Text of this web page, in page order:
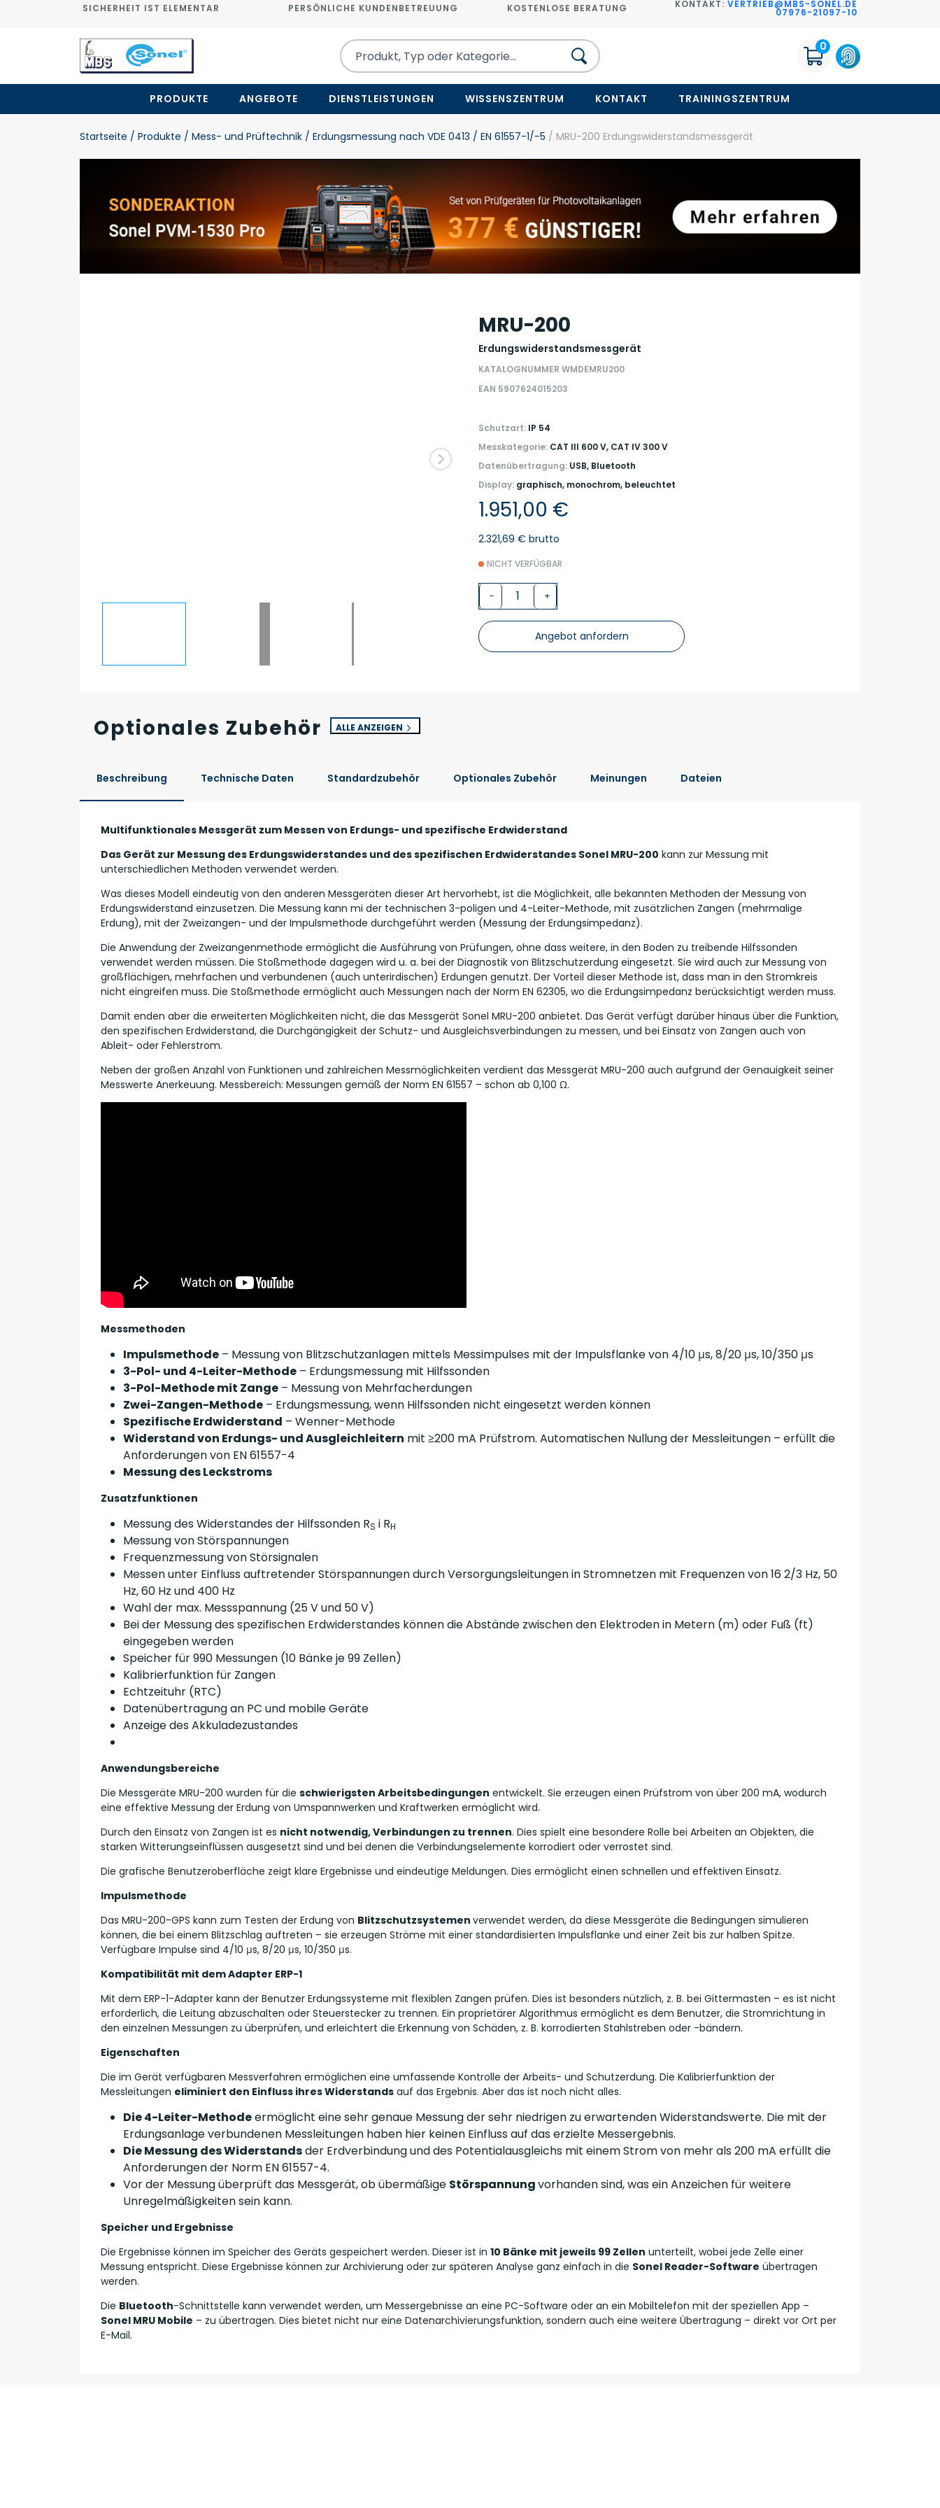
SICHERHEIT IST ELEMENTAR PERSÖNLICHE KUNDENBETREUUNG KOSTENLOSE BERATUNG KONTAKT: VERTRIEB@MBS-SONEL.DE
07976-21097-10
0
PRODUKTE ANGEBOTE DIENSTLEISTUNGEN WISSENSZENTRUM KONTAKT TRAININGSZENTRUM
Startseite / Produkte / Mess- und Prüftechnik / Erdungsmessung nach VDE 0413 / EN 61557-1/-5 / MRU-200 Erdungswiderstandsmessgerät
MRU-200
Erdungswiderstandsmessgerät
KATALOGNUMMER WMDEMRU200
EAN 5907624015203
Schutzart: IP 54
Messkategorie: CAT III 600 V, CAT IV 300 V
Datenübertragung: USB, Bluetooth
Display: graphisch, monochrom, beleuchtet
1.951,00 €
2.321,69 € brutto
NICHT VERFÜGBAR
- +
Angebot anfordern
Optionales Zubehör ALLE ANZEIGEN
Beschreibung Technische Daten Standardzubehör Optionales Zubehör Meinungen Dateien
Multifunktionales Messgerät zum Messen von Erdungs- und spezifische Erdwiderstand
Das Gerät zur Messung des Erdungswiderstandes und des spezifischen Erdwiderstandes Sonel MRU-200 kann zur Messung mit
unterschiedlichen Methoden verwendet werden.
Was dieses Modell eindeutig von den anderen Messgeräten dieser Art hervorhebt, ist die Möglichkeit, alle bekannten Methoden der Messung von
Erdungswiderstand einzusetzen. Die Messung kann mi der technischen 3-poligen und 4-Leiter-Methode, mit zusätzlichen Zangen (mehrmalige
Erdung), mit der Zweizangen- und der Impulsmethode durchgeführt werden (Messung der Erdungsimpedanz).
Die Anwendung der Zweizangenmethode ermöglicht die Ausführung von Prüfungen, ohne dass weitere, in den Boden zu treibende Hilfssonden
verwendet werden müssen. Die Stoßmethode dagegen wird u. a. bei der Diagnostik von Blitzschutzerdung eingesetzt. Sie wird auch zur Messung von
großflächigen, mehrfachen und verbundenen (auch unterirdischen) Erdungen genutzt. Der Vorteil dieser Methode ist, dass man in den Stromkreis
nicht eingreifen muss. Die Stoßmethode ermöglicht auch Messungen nach der Norm EN 62305, wo die Erdungsimpedanz berücksichtigt werden muss.
Damit enden aber die erweiterten Möglichkeiten nicht, die das Messgerät Sonel MRU-200 anbietet. Das Gerät verfügt darüber hinaus über die Funktion,
den spezifischen Erdwiderstand, die Durchgängigkeit der Schutz- und Ausgleichsverbindungen zu messen, und bei Einsatz von Zangen auch von
Ableit- oder Fehlerstrom.
Neben der großen Anzahl von Funktionen und zahlreichen Messmöglichkeiten verdient das Messgerät MRU-200 auch aufgrund der Genauigkeit seiner
Messwerte Anerkeuung. Messbereich: Messungen gemäß der Norm EN 61557 – schon ab 0,100 Ω.
Messmethoden
Impulsmethode – Messung von Blitzschutzanlagen mittels Messimpulses mit der Impulsflanke von 4/10 μs, 8/20 μs, 10/350 μs
3-Pol- und 4-Leiter-Methode – Erdungsmessung mit Hilfssonden
3-Pol-Methode mit Zange – Messung von Mehrfacherdungen
Zwei-Zangen-Methode – Erdungsmessung, wenn Hilfssonden nicht eingesetzt werden können
Spezifische Erdwiderstand – Wenner-Methode
Widerstand von Erdungs- und Ausgleichleitern mit ≥200 mA Prüfstrom. Automatischen Nullung der Messleitungen – erfüllt die
Anforderungen von EN 61557-4
Messung des Leckstroms
Zusatzfunktionen
Messung des Widerstandes der Hilfssonden RS i RH
Messung von Störspannungen
Frequenzmessung von Störsignalen
Messen unter Einfluss auftretender Störspannungen durch Versorgungsleitungen in Stromnetzen mit Frequenzen von 16 2/3 Hz, 50
Hz, 60 Hz und 400 Hz
Wahl der max. Messspannung (25 V und 50 V)
Bei der Messung des spezifischen Erdwiderstandes können die Abstände zwischen den Elektroden in Metern (m) oder Fuß (ft)
eingegeben werden
Speicher für 990 Messungen (10 Bänke je 99 Zellen)
Kalibrierfunktion für Zangen
Echtzeituhr (RTC)
Datenübertragung an PC und mobile Geräte
Anzeige des Akkuladezustandes
Anwendungsbereiche
Die Messgeräte MRU-200 wurden für die schwierigsten Arbeitsbedingungen entwickelt. Sie erzeugen einen Prüfstrom von über 200 mA, wodurch
eine effektive Messung der Erdung von Umspannwerken und Kraftwerken ermöglicht wird.
Durch den Einsatz von Zangen ist es nicht notwendig, Verbindungen zu trennen. Dies spielt eine besondere Rolle bei Arbeiten an Objekten, die
starken Witterungseinflüssen ausgesetzt sind und bei denen die Verbindungselemente korrodiert oder verrostet sind.
Die grafische Benutzeroberfläche zeigt klare Ergebnisse und eindeutige Meldungen. Dies ermöglicht einen schnellen und effektiven Einsatz.
Impulsmethode
Das MRU-200-GPS kann zum Testen der Erdung von Blitzschutzsystemen verwendet werden, da diese Messgeräte die Bedingungen simulieren
können, die bei einem Blitzschlag auftreten – sie erzeugen Ströme mit einer standardisierten Impulsflanke und einer Zeit bis zur halben Spitze.
Verfügbare Impulse sind 4/10 μs, 8/20 μs, 10/350 μs.
Kompatibilität mit dem Adapter ERP-1
Mit dem ERP-1-Adapter kann der Benutzer Erdungssysteme mit flexiblen Zangen prüfen. Dies ist besonders nützlich, z. B. bei Gittermasten – es ist nicht
erforderlich, die Leitung abzuschalten oder Steuerstecker zu trennen. Ein proprietärer Algorithmus ermöglicht es dem Benutzer, die Stromrichtung in
den einzelnen Messungen zu überprüfen, und erleichtert die Erkennung von Schäden, z. B. korrodierten Stahlstreben oder -bändern.
Eigenschaften
Die im Gerät verfügbaren Messverfahren ermöglichen eine umfassende Kontrolle der Arbeits- und Schutzerdung. Die Kalibrierfunktion der
Messleitungen eliminiert den Einfluss ihres Widerstands auf das Ergebnis. Aber das ist noch nicht alles.
Die 4-Leiter-Methodeermöglicht eine sehr genaue Messung der sehr niedrigen zu erwartenden Widerstandswerte. Die mit der
Erdungsanlage verbundenen Messleitungen haben hier keinen Einfluss auf das erzielte Messergebnis.
Die Messung des Widerstandsder Erdverbindung und des Potentialausgleichs mit einem Strom von mehr als 200 mA erfüllt die
Anforderungen der Norm EN 61557-4.
Vor der Messung überprüft das Messgerät, ob übermäßige Störspannungvorhanden sind, was ein Anzeichen für weitere
Unregelmäßigkeiten sein kann.
Speicher und Ergebnisse
Die Ergebnisse können im Speicher des Geräts gespeichert werden. Dieser ist in 10 Bänke mit jeweils 99 Zellen unterteilt, wobei jede Zelle einer
Messung entspricht. Diese Ergebnisse können zur Archivierung oder zur späteren Analyse ganz einfach in die Sonel Reader-Software übertragen
werden.
Die Bluetooth-Schnittstelle kann verwendet werden, um Messergebnisse an eine PC-Software oder an ein Mobiltelefon mit der speziellen App –
Sonel MRU Mobile – zu übertragen. Dies bietet nicht nur eine Datenarchivierungsfunktion, sondern auch eine weitere Übertragung – direkt vor Ort per
E-Mail.